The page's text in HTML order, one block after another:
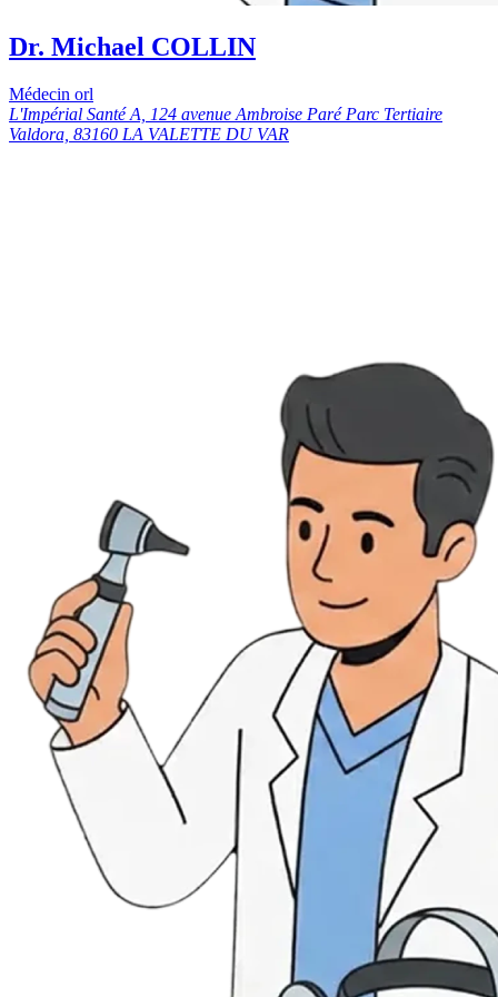
Dr. Michael COLLIN
Médecin orl
L'Impérial Santé A, 124 avenue Ambroise Paré Parc Tertiaire
Valdora, 83160 LA VALETTE DU VAR